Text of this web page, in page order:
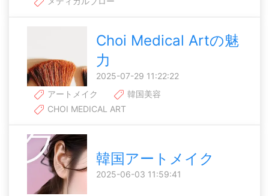
Choi Medical Artの魅
力
2025-07-29 11:22:22
アートメイク
韓国美容
CHOI MEDICAL ART
韓国アートメイク
2025-06-03 11:59:41